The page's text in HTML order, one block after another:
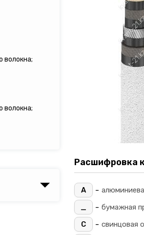
волокна;
волокна;
Расшифровка
А -
_
- бумажная
С
- свинцовая